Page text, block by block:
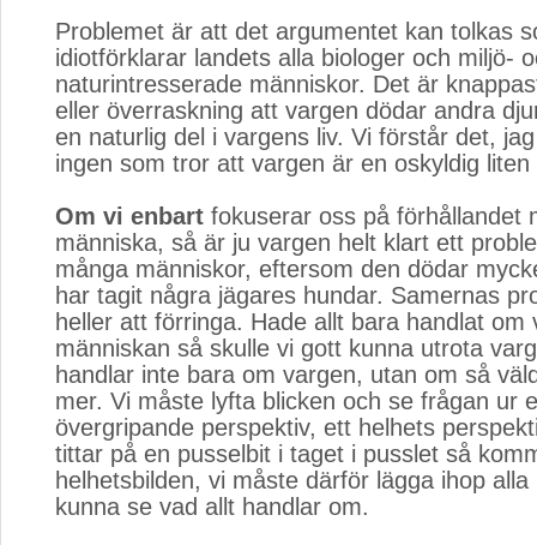
Problemet är att det argumentet kan tolkas
idiotförklarar landets alla biologer och miljö-
naturintresserade människor. Det är
eller överraskning att vargen dödar andra
en naturlig del i vargens liv. Vi förstår det,
ingen som tror att vargen är en oskyldig
Om vi enbart fokuserar oss på förhållandet
människa, så är ju vargen helt klart ett
många människor, eftersom den dödar
har tagit några jägares hundar. Samernas
heller att förringa. Hade allt bara handlat om
människan så skulle vi gott kunna utrota
handlar inte bara om vargen, utan om så
mer. Vi måste lyfta blicken och se frågan ur
övergripande perspektiv, ett helhets
tittar på en pusselbit i taget i pusslet så
helhetsbilden, vi måste därför lägga ihop
kunna se vad allt handlar om.